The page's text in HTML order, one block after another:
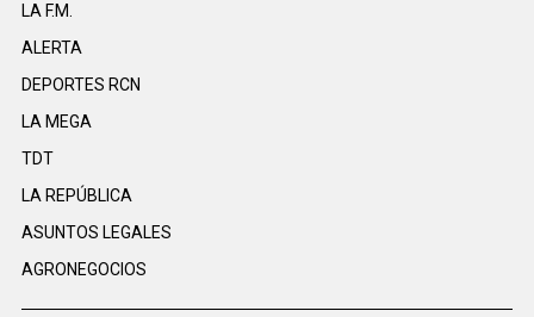
LA F.M.
ALERTA
DEPORTES RCN
LA MEGA
TDT
LA REPÚBLICA
ASUNTOS LEGALES
AGRONEGOCIOS